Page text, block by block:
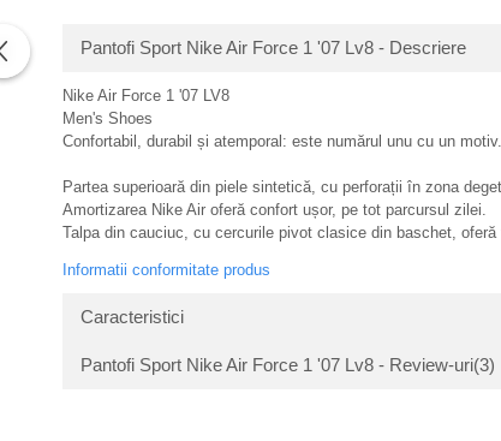
Pantofi Sport Nike Air Force 1 '07 Lv8 - Descriere
Nike Air Force 1 '07 LV8
Men's Shoes
Confortabil, durabil și atemporal: este numărul unu cu un
Partea superioară din piele sintetică, cu perforații în zona
Amortizarea Nike Air oferă confort ușor, pe tot parcursul zilei.
Talpa din cauciuc, cu cercurile pivot clasice din baschet,
Informatii conformitate produs
Caracteristici
Pantofi Sport Nike Air Force 1 '07 Lv8 - Review-uri(3)